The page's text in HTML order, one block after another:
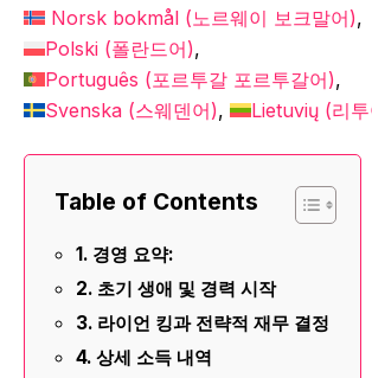
Norsk bokmål( 노르웨이 보크말어)
Polski (폴란드어)
Português (포르투갈 포르투갈어)
Svenska (스웨덴어) Lietuvių (리
Table of Contents
경영 요약:
초기 생애 및 경력 시작
라이언 킹과 전략적 재무 결정
상세 소득 내역